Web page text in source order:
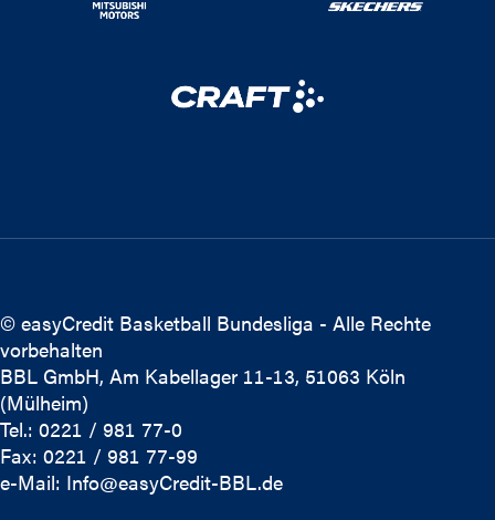
© easyCredit Basketball Bundesliga - Alle Rechte
vorbehalten
BBL GmbH, Am Kabellager 11-13, 51063 Köln
(Mülheim)
Tel.: 0221 / 981 77-0
Fax: 0221 / 981 77-99
e-Mail: Info@easyCredit-BBL.de